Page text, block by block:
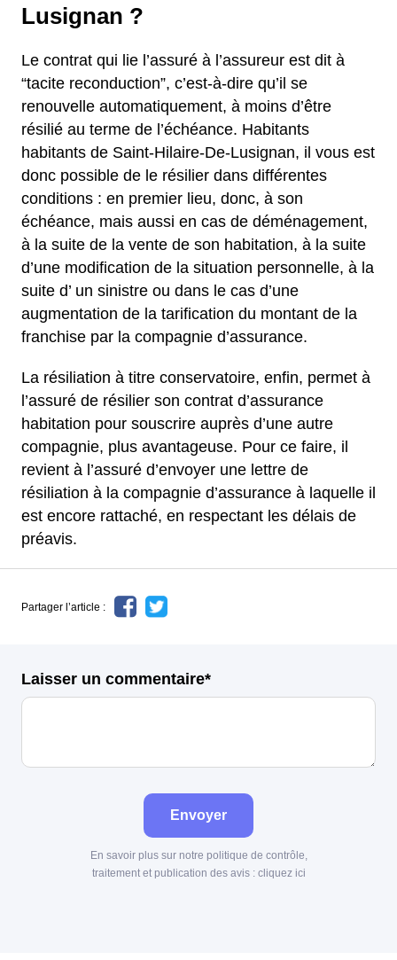
Lusignan ?
Le contrat qui lie l’assuré à l’assureur est dit à
“tacite reconduction”, c’est-à-dire qu’il se
renouvelle automatiquement, à moins d’être
résilié au terme de l’échéance. Habitants
habitants de Saint-Hilaire-De-Lusignan, il vous est
donc possible de le résilier dans différentes
conditions : en premier lieu, donc, à son
échéance, mais aussi en cas de déménagement,
à la suite de la vente de son habitation, à la suite
d’une modification de la situation personnelle, à la
suite d’ un sinistre ou dans le cas d’une
augmentation de la tarification du montant de la
franchise par la compagnie d’assurance.
La résiliation à titre conservatoire, enfin, permet à
l’assuré de résilier son contrat d’assurance
habitation pour souscrire auprès d’une autre
compagnie, plus avantageuse. Pour ce faire, il
revient à l’assuré d’envoyer une lettre de
résiliation à la compagnie d’assurance à laquelle il
est encore rattaché, en respectant les délais de
préavis.
Partager l’article :
Laisser un commentaire*
Envoyer
En savoir plus sur notre politique de contrôle,
traitement et publication des avis : cliquez ici